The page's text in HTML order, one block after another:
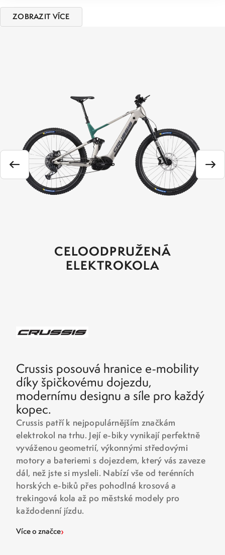
ZOBRAZIT VÍCE
CELOODPRUŽENÁ
ELEKTROKOLA
Crussis posouvá hranice e-mobility
díky špičkovému dojezdu,
modernímu designu a síle pro každý
kopec.
Crussis patří k nejpopulárnějším značkám
elektrokol na trhu. Její e-biky vynikají perfektně
vyváženou geometrií, výkonnými středovými
motory a bateriemi s dojezdem, který vás zaveze
dál, než jste si mysleli. Nabízí vše od terénních
horských e-biků přes pohodlná krosová a
trekingová kola až po městské modely pro
každodenní jízdu.
Více o značce›